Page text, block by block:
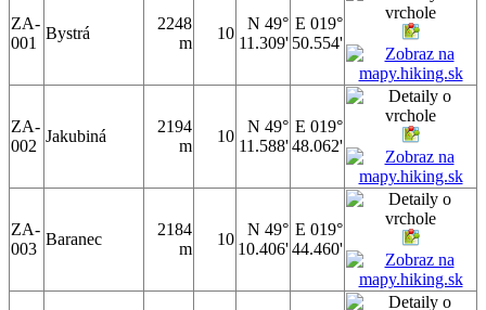
ZA-
001
Bystrá
2248
m
10
N 49°
11.309'
E 019°
50.554'
ZA-
002
Jakubiná
2194
m
10
N 49°
11.588'
E 019°
48.062'
ZA-
003
Baranec
2184
m
10
N 49°
10.406'
E 019°
44.460'